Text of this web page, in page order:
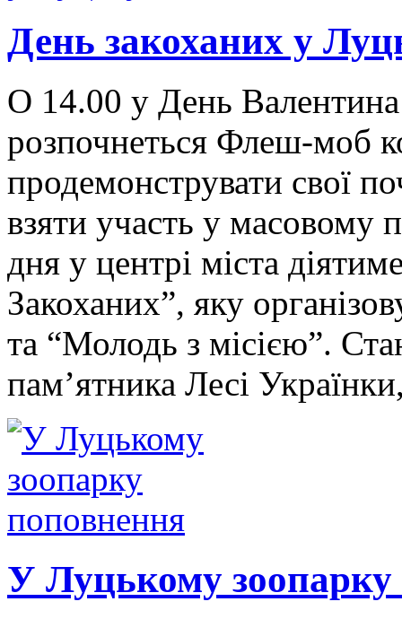
День закоханих у
О 14.00 у День
розпочнеться Флеш-моб
продемонструвати свої
взяти участь у масовому
дня у центрі міста
Закоханих”, яку
та “Молодь з місією”.
пам’ятника Лесі
У Луцькому